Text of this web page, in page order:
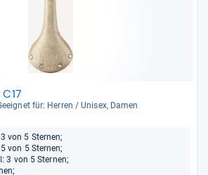
für: Her­ren / Uni­sex, Damen
von 5 Sternen;
von 5 Sternen;
3 von 5 Sternen;